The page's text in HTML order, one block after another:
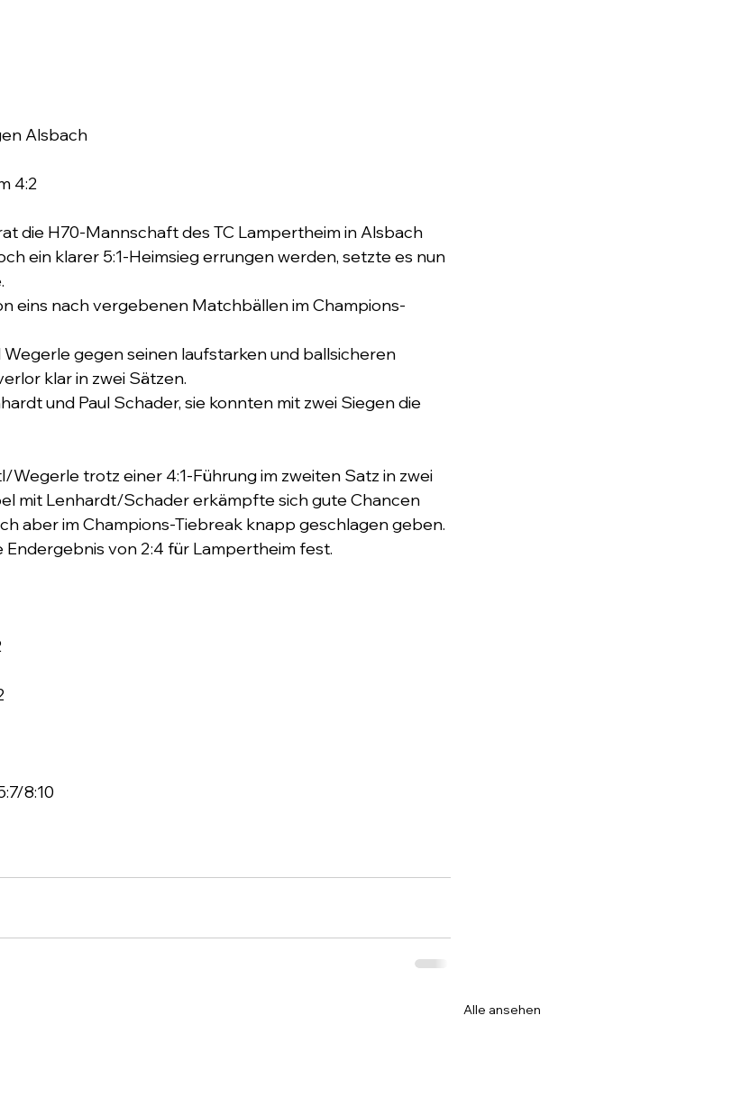
Alsbach
4:2
die H70-Mannschaft des TC Lampertheim in Alsbach
ein klarer 5:1-Heimsieg errungen werden, setzte es nun
eins nach vergebenen Matchbällen im Champions-
gegen seinen laufstarken und ballsicheren
klar in zwei Sätzen.
und Paul Schader, sie konnten mit zwei Siegen die
trotz einer 4:1-Führung im zweiten Satz in zwei
mit Lenhardt/Schader erkämpfte sich gute Chancen
aber im Champions-Tiebreak knapp geschlagen geben.
Endergebnis von 2:4 für Lampertheim fest.
8:10
Alle ansehen